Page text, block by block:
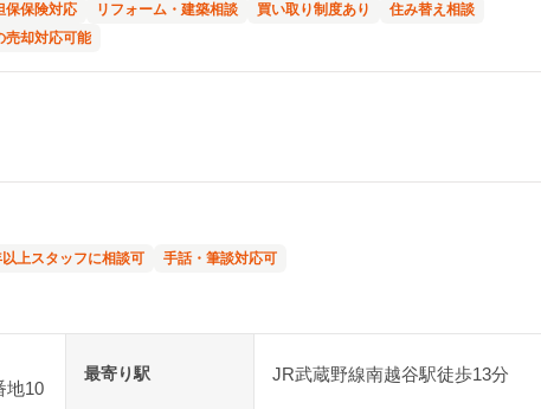
保保険対応 リフォーム・建築相談 買い取り制度あり
住み替え相談
売却対応可能
上スタッフに相談可 手話・筆談対応可
地10
最寄り駅 JR武蔵野線南越谷駅徒歩13分